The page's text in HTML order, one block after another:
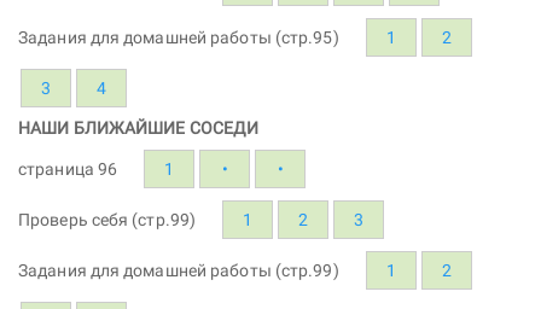
Задания для домашней работы (стр.95) 1 2
3 4
НАШИ БЛИЖАЙШИЕ СОСЕДИ
страница 96 1 • •
Проверь себя (стр.99) 1 2 3
Задания для домашней работы (стр.99) 1 2